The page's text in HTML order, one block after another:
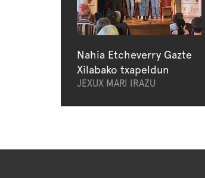
Nahia Etcheverry Gazte
Xilabako txapeldun
JEXUX MARI IRAZU